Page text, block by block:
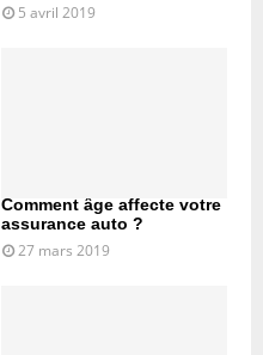
5 avril 2019
Comment âge affecte votre
assurance auto ?
27 mars 2019